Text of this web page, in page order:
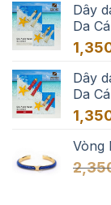
Dây
Da
Dây
Da
Vòng